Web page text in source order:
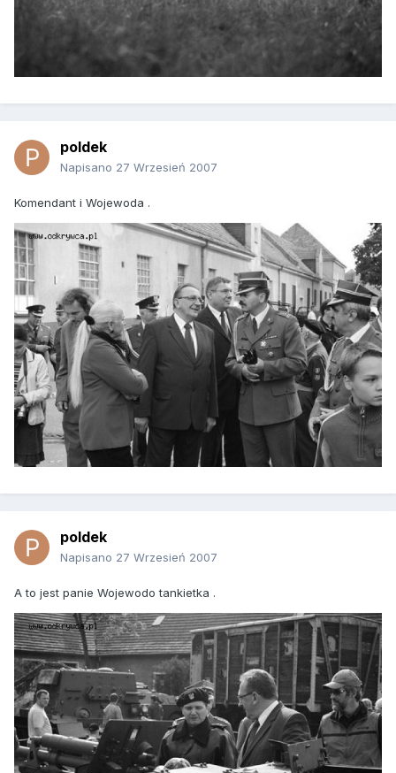
poldek
Napisano 27 Wrzesień 2007
Komendant i Wojewoda .
poldek
Napisano 27 Wrzesień 2007
A to jest panie Wojewodo tankietka .